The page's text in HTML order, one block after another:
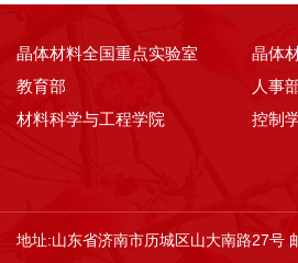
晶体材料全国重点实验室 晶体
教育部
人事
材料科学与工程学院
控制
地址:山东省济南市历城区山大南路27号